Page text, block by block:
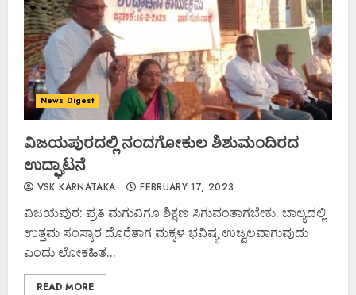
News Digest
ವಿಜಯಪುರದಲ್ಲಿ ನಂದಗೋಕುಲ ಶಿಶುಮಂದಿರದ
ಉದ್ಘಾಟನೆ
VSK KARNATAKA FEBRUARY 17, 2023
ವಿಜಯಪುರ: ಪ್ರತಿ ಮಗುವಿಗೂ ಶಿಕ್ಷಣ ಸಿಗುವಂತಾಗಬೇಕು. ಬಾಲ್ಯದಲ್ಲಿ
ಉತ್ತಮ ಸಂಸ್ಕಾರ ದೊರೆತಾಗ ಮಕ್ಕಳ ಭವಿಷ್ಯ ಉಜ್ವಲವಾಗುವುದು
ಎಂದು ಲೋಕಹಿತ...
READ MORE